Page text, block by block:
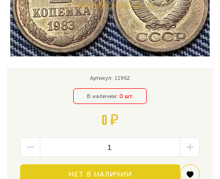
Артикул: 11962
В наличии: 0 шт.
0 ₽
НЕТ В НАЛИЧИИ